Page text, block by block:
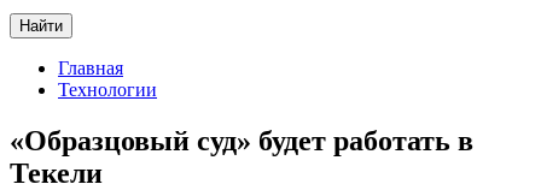
Найти
Главная
Технологии
«Образцовый суд» будет работать в
Текели